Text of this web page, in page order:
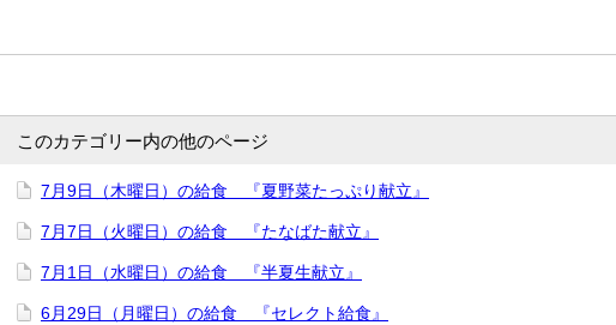
このカテゴリー内の他のページ
7月9日（木曜日）の給食 『夏野菜たっぷり献立』
7月7日（火曜日）の給食 『たなばた献立』
7月1日（水曜日）の給食 『半夏生献立』
6月29日（月曜日）の給食 『セレクト給食』